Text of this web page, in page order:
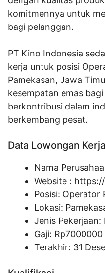
komitmennya untuk
bagi pelanggan.
PT Kino Indonesia
kerja untuk posisi
Pamekasan, Jawa
kesempatan emas
berkontribusi dalam
berkembang pesat.
Data Lowongan Kerja
Nama
Website :
Posisi: Operator
Lokasi:
Jenis Pekerjaan:
Gaji: Rp7000000
Terakhir: 31